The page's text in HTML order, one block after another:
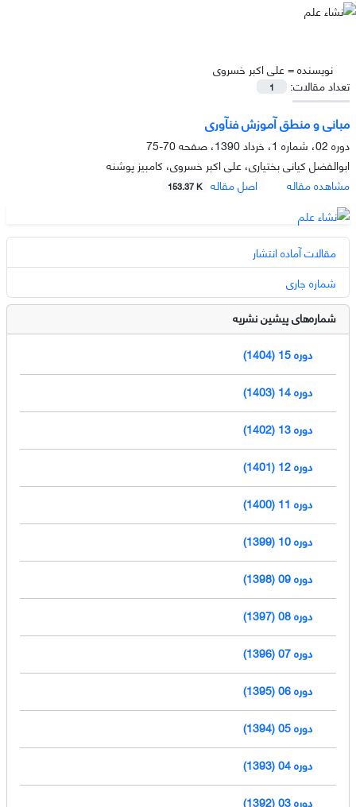
نویسنده =علی اکبر خسروی
تعداد مقالات:
1
مبانی و منطق آموزش فنآوری
دوره 02، شماره 1، خرداد 1390، صفحه
70-75
ابوالفضل کیانی بختیاری، علی اکبر خسروی، کامبیز پوشنه
مشاهده مقاله
اصل مقاله 153.37 K
مقالات آماده انتشار
شماره جاری
شماره‌های پیشین نشریه
دوره 15 (1404)
دوره 14 (1403)
دوره 13 (1402)
دوره 12 (1401)
دوره 11 (1400)
دوره 10 (1399)
دوره 09 (1398)
دوره 08 (1397)
دوره 07 (1396)
دوره 06 (1395)
دوره 05 (1394)
دوره 04 (1393)
دوره 03 (1392)